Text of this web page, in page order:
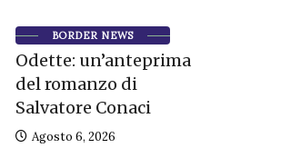
BORDER NEWS
Odette: un’anteprima
del romanzo di
Salvatore Conaci
Agosto 6, 2026